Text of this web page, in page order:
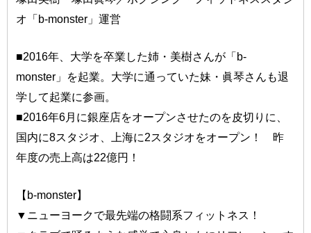
オ「b-monster」運営
■2016年、大学を卒業した姉・美樹さんが「b-
monster」を起業。大学に通っていた妹・眞琴さんも退
学して起業に参画。
■2016年6月に銀座店をオープンさせたのを皮切りに、
国内に8スタジオ、上海に2スタジオをオープン！ 昨
年度の売上高は22億円！
【b-monster】
▼ニューヨークで最先端の格闘系フィットネス！